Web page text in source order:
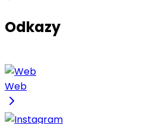
Odkazy
Web